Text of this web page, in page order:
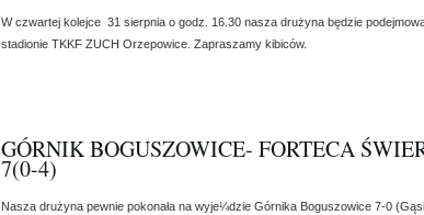
W czwartej kolejce 31 sierpnia o godz. 16.30 nasza drużyna będzie
stadionie TKKF ZUCH Orzepowice. Zapraszamy kibiców.
GÓRNIK BOGUSZOWICE- FORTECA
7(0-4)
Nasza drużyna pewnie pokonała na wyje¼dzie Górnika Boguszowice 7-0